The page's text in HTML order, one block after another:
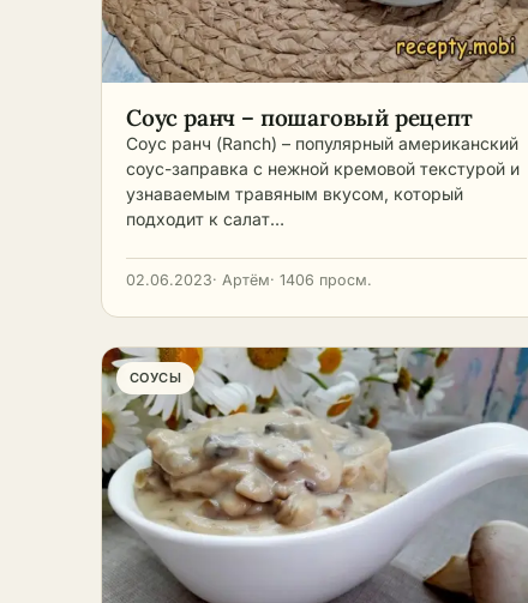
Соус ранч – пошаговый рецепт
Соус ранч (Ranch) – популярный американский
соус-заправка с нежной кремовой текстурой и
узнаваемым травяным вкусом, который
подходит к салат…
02.06.2023· Артём· 1406 просм.
СОУСЫ